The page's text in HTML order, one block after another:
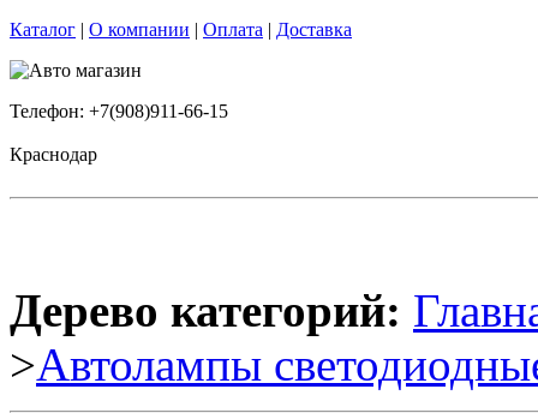
Каталог | О компании | Оплата | Доставка
Телефон: +7(908)911-66-15
Краснодар
Дерево категорий:
>Автолампы